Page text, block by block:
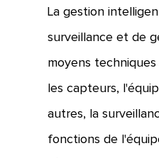
La gestion
surveillance et de
moyens
les capteurs,
autres, la
fonctions de